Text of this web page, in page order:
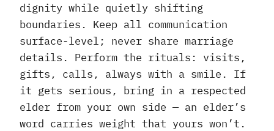
dignity while quietly shifting
boundaries. Keep all communication
surface-level; never share marriage
details. Perform the rituals: visits,
gifts, calls, always with a smile. If
it gets serious, bring in a respected
elder from your own side — an elder’s
word carries weight that yours won’t.